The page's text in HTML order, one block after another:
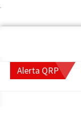
.
Alerta QRP
Side Of The Moon',